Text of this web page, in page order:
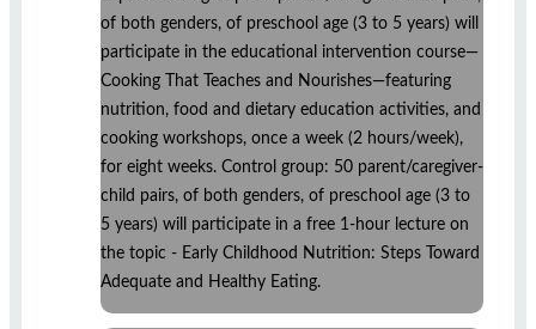
of both genders, of preschool age (3 to 5 years) will
participate in the educational intervention course—
Cooking That Teaches and Nourishes—featuring
nutrition, food and dietary education activities, and
cooking workshops, once a week (2 hours/week),
for eight weeks. Control group: 50 parent/caregiver-
child pairs, of both genders, of preschool age (3 to
5 years) will participate in a free 1-hour lecture on
the topic - Early Childhood Nutrition: Steps Toward
Adequate and Healthy Eating.